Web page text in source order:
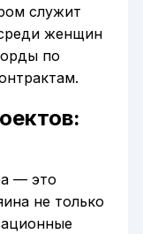
служит
женщин
по
— это
не только